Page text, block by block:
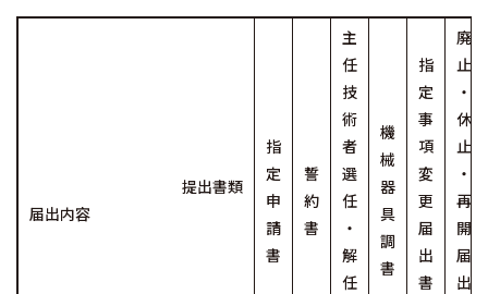
提出書類
届出内容
指
定
申
請
書
誓
約
書
主
任
技
術
者
選
任
・
解
任
機
械
器
具
調
書
指
定
事
項
変
更
届
出
書
廃
止
・
休
止
・
再
開
届
出